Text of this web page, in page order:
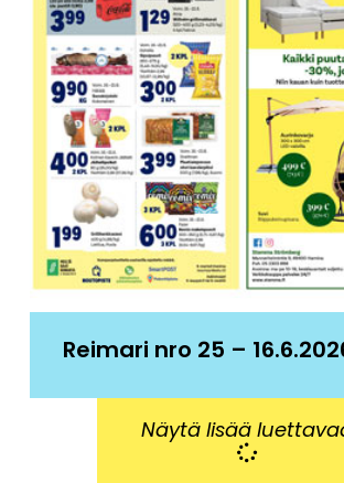
Reimari nro 25 –
Näytä lisää